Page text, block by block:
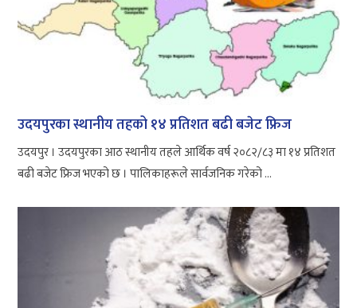
उदयपुरका स्थानीय तहको १४ प्रतिशत बढी बजेट फ्रिज
उदयपुर । उदयपुरका आठ स्थानीय तहले आर्थिक वर्ष २०८२/८३ मा १४ प्रतिशत
बढी बजेट फ्रिज भएको छ । पालिकाहरूले सार्वजनिक गरेको ...